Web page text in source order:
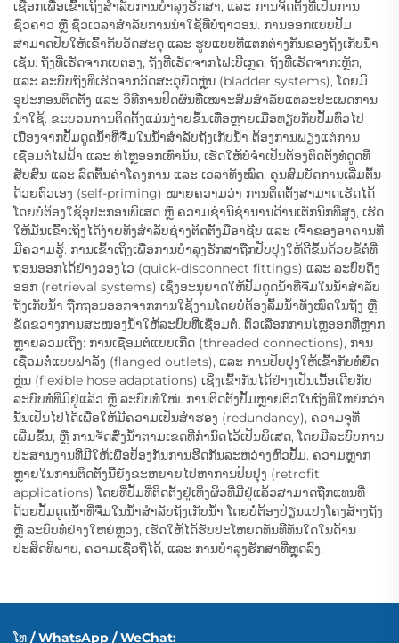
ເຊືອກເພື່ອເຂົ້າເຖິງສຳລັບການບໍາລຸງຮັກສາ, ແລະ ການຈັດຕັ້ງທີ່ເປັນການ
ຊົ່ວຄາວ ຫຼື ຊົ່ວເວລາສຳລັບການນຳໃຊ້ທີ່ບໍ່ຖາວອນ. ການອອກແບບປັ້ມ
ສາມາດປັບໃຫ້ເຂົ້າກັບວັດສະດຸ ແລະ ຮູບແບບທີ່ແຕກຕ່າງກັນຂອງຖັງເກັບນ້ຳ
ເຊັ່ນ: ຖັງທີ່ເຮັດຈາກເບຕອງ, ຖັງທີ່ເຮັດຈາກໄຟເບີເກຼດ, ຖັງທີ່ເຮັດຈາກເຫຼັກ,
ແລະ ລະບົບຖັງທີ່ເຮັດຈາກວັດສະດຸຍືດຫຼຸ່ນ (bladder systems), ໂດຍມີ
ອຸປະກອນຕິດຕັ້ງ ແລະ ວິທີການປິດຜົນທີ່ເໝາະສົມສຳລັບແຕ່ລະປະເພດການ
ນຳໃຊ້. ຂະບວນການຕິດຕັ້ງແມ່ນງ່າຍຂຶ້ນເທື່ອຫຼາຍເມື່ອທຽບກັບປັ້ມທົ່ວໄປ
ເນື່ອງຈາກປັ້ມດູດນ້ຳທີ່ຈື່ມໃນນ້ຳສຳລັບຖັງເກັບນ້ຳ ຕ້ອງການພຽງແຕ່ການ
ເຊື່ອມຕໍ່ໄຟຟ້າ ແລະ ທໍ່ໄຫຼອອກເທົ່ານັ້ນ, ເຮັດໃຫ້ບໍ່ຈຳເປັນຕ້ອງຕິດຕັ້ງທໍ່ດູດທີ່
ສັບສົນ ແລະ ລົດຕົ້ນຄ່າໂຄງການ ແລະ ເວລາທັງໝົດ. ຄຸນສົມບັດການເລີ່ມຕົ້ນ
ດ້ວຍຕົວເອງ (self-priming) ໝາຍຄວາມວ່າ ການຕິດຕັ້ງສາມາດເຮັດໄດ້
ໂດຍບໍ່ຕ້ອງໃຊ້ອຸປະກອນພິເສດ ຫຼື ຄວາມຊຳນິຊຳນານດ້ານເຕັກນິກທີ່ສູງ, ເຮັດ
ໃຫ້ມັນເຂົ້າເຖິງໄດ້ງ່າຍທັງສຳລັບຊ່າງຕິດຕັ້ງມືອາຊີບ ແລະ ເຈົ້າຂອງອາຄານທີ່
ມີຄວາມຮູ້. ການເຂົ້າເຖິງເພື່ອການບໍາລຸງຮັກສາຖືກປັບປຸງໃຫ້ດີຂຶ້ນດ້ວຍຂໍ້ຕໍ່ທີ່
ຖອນອອກໄດ້ຢ່າງວ່ອງໄວ (quick-disconnect fittings) ແລະ ລະບົບດຶງ
ອອກ (retrieval systems) ເຊິ່ງອະນຸຍາດໃຫ້ປັ້ມດູດນ້ຳທີ່ຈື່ມໃນນ້ຳສຳລັບ
ຖັງເກັບນ້ຳ ຖືກຖອນອອກຈາກການໃຊ້ງານໂດຍບໍ່ຕ້ອງລົ້ມນ້ຳທັງໝົດໃນຖັງ ຫຼື
ຂັດຂວາງການສະໜອງນ້ຳໃຫ້ລະບົບທີ່ເຊື່ອມຕໍ່. ຕົວເລືອກການໄຫຼອອກທີ່ຫຼາກ
ຫຼາຍລວມເຖິງ: ການເຊື່ອມຕໍ່ແບບເກີດ (threaded connections), ການ
ເຊື່ອມຕໍ່ແບບຟາລັງ (flanged outlets), ແລະ ການປັບປຸງໃຫ້ເຂົ້າກັບທໍ່ຍືດ
ຫຼຸ່ນ (flexible hose adaptations) ເຊິ່ງເຂົ້າກັນໄດ້ຢ່າງເປັນເນື້ອເດີຍກັບ
ລະບົບທໍ່ທີ່ມີຢູ່ແລ້ວ ຫຼື ລະບົບທໍ່ໃໝ່. ການຕິດຕັ້ງປັ້ມຫຼາຍຕົວໃນຖັງທີ່ໃຫຍ່ກວ່າ
ນັ້ນເປັນໄປໄດ້ເພື່ອໃຫ້ມີຄວາມເປັນສຳຮອງ (redundancy), ຄວາມຈຸທີ່
ເພີ່ມຂຶ້ນ, ຫຼື ການຈັດສົ່ງນ້ຳຕາມເຂດທີ່ກຳນົດໄວ້ເປັນພິເສດ, ໂດຍມີລະບົບການ
ປະສານງານທີ່ມີໃຫ້ເພື່ອປ້ອງກັນການຮີດກັນລະຫວ່າງຫົວປັ້ມ. ຄວາມຫຼາກ
ຫຼາຍໃນການຕິດຕັ້ງນີ້ຍັງຂະຫຍາຍໄປຫາການປັບປຸງ (retrofit
applications) ໂດຍທີ່ປັ້ມທີ່ຕິດຕັ້ງຢູ່ເທິງຜິວທີ່ມີຢູ່ແລ້ວສາມາດຖືກແທນທີ່
ດ້ວຍປັ້ມດູດນ້ຳທີ່ຈື່ມໃນນ້ຳສຳລັບຖັງເກັບນ້ຳ ໂດຍບໍ່ຕ້ອງປ່ຽນແປງໂຄງສ້າງຖັງ
ຫຼື ລະບົບທໍ່ຢ່າງໃຫຍ່ຫຼວງ, ເຮັດໃຫ້ໄດ້ຮັບປະໂຫຍດທັນທີທັນໃດໃນດ້ານ
ປະສິດທິພາບ, ຄວາມເຊື່ອຖືໄດ້, ແລະ ການບໍາລຸງຮັກສາທີ່ຫຼຸດລົງ.
ໂທ / WhatsApp / WeChat: